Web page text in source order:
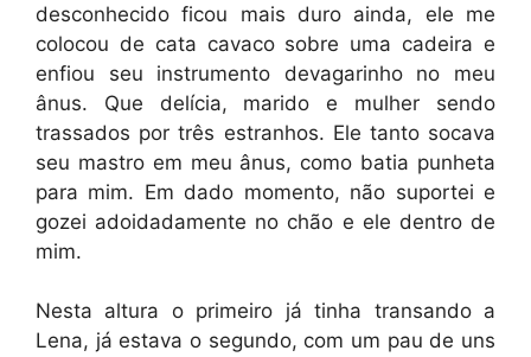
desconhecido ficou mais duro ainda, ele me
colocou de cata cavaco sobre uma cadeira e
enfiou seu instrumento devagarinho no meu
ânus. Que delícia, marido e mulher sendo
trassados por três estranhos. Ele tanto socava
seu mastro em meu ânus, como batia punheta
para mim. Em dado momento, não suportei e
gozei adoidadamente no chão e ele dentro de
mim.
Nesta altura o primeiro já tinha transando a
Lena, já estava o segundo, com um pau de uns